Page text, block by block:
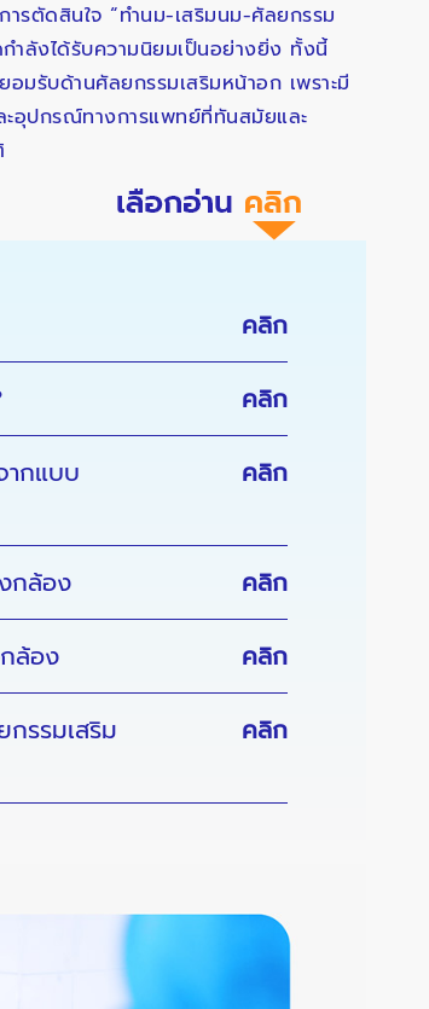
รตัดสินใจ “ทำนม-เสริมนม-ศัลยกรรม
ำลังได้รับความนิยมเป็นอย่างยิ่ง ทั้งนี้
มรับด้านศัลยกรรมเสริมหน้าอก เพราะมี
อุปกรณ์ทางการแพทย์ที่ทันสมัยและ
คลิก
คลิก
ากแบบ
คลิก
กล้อง คลิก
ล้อง คลิก
รรมเสริม
คลิก